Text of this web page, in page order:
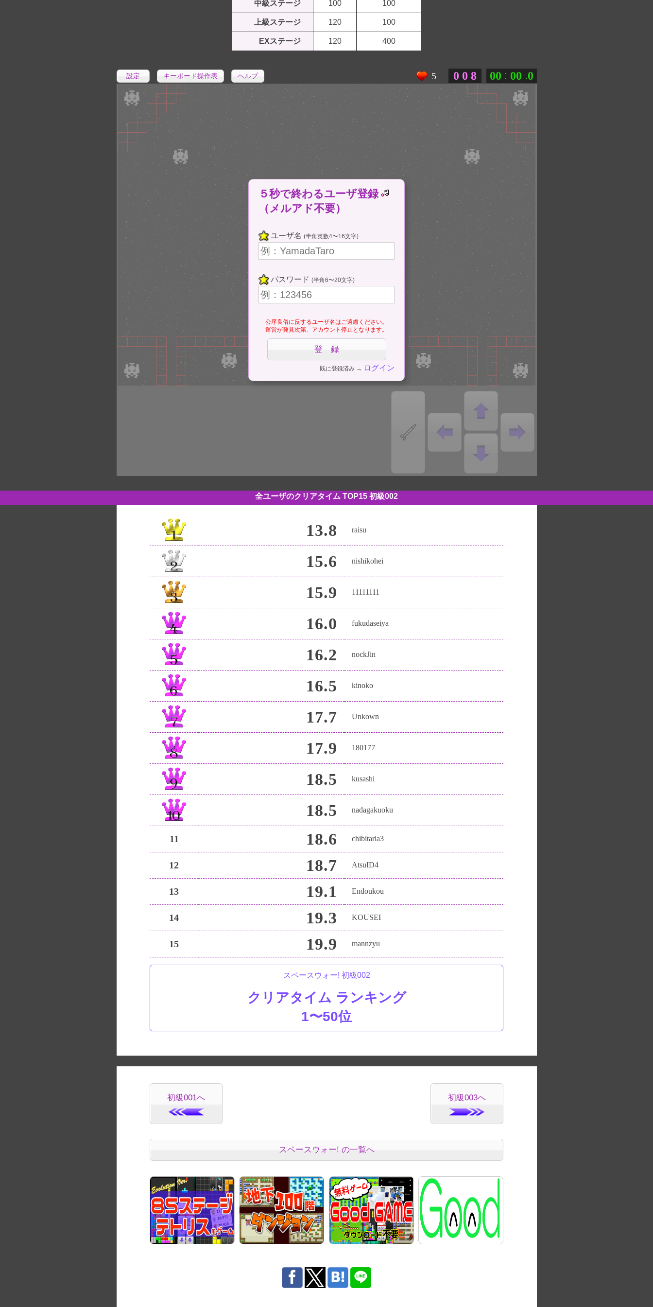
中級ステージ 100 100
上級ステージ 120 100
EXステージ 120 400
設定 キーボード操作表 ヘルプ 5 0 0 8 00 : 00 .0
５秒で終わるユーザ登録
（メルアド不要）
ユーザ名 (半角英数4〜16文字)
パスワード (半角6〜20文字)
公序良俗に反するユーザ名はご遠慮ください。
運営が発見次第、アカウント停止となります。
既に登録済み → ログイン
全ユーザのクリアタイム TOP15 初級002
13.8 raisu
15.6 nishikohei
15.9 11111111
16.0 fukudaseiya
16.2 nockJin
16.5 kinoko
17.7 Unkown
17.9 180177
18.5 kusashi
18.5 nadagakuoku
11 18.6 chibitaria3
12 18.7 AtsuID4
13 19.1 Endoukou
14 19.3 KOUSEI
15 19.9 mannzyu
スペースウォー! 初級002
クリアタイム ランキング
1〜50位
初級001へ 初級003へ
スペースウォー! の一覧へ